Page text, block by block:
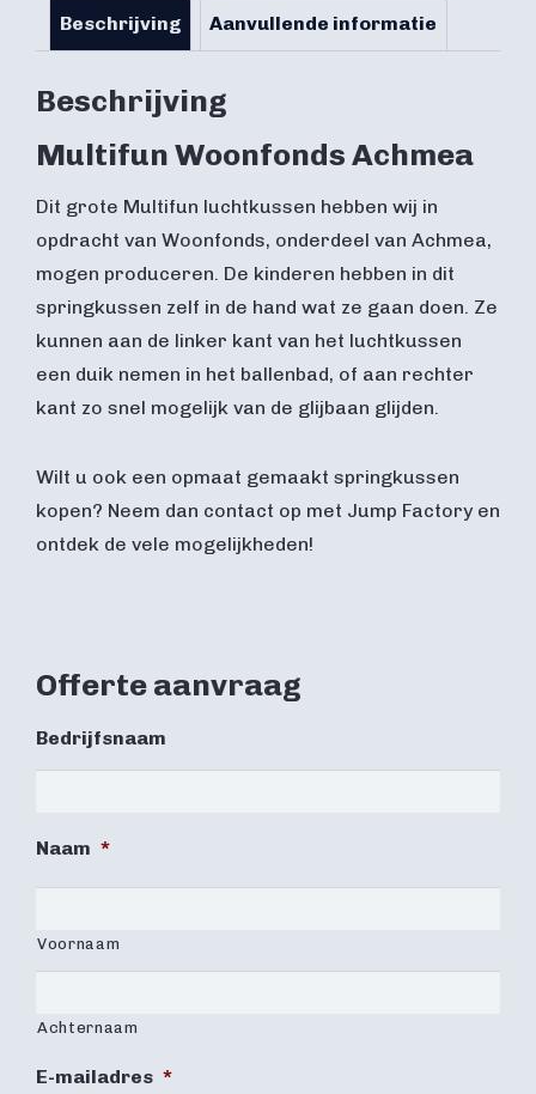
Beschrijving Aanvullende informatie
Beschrijving
Multifun Woonfonds Achmea
Dit grote Multifun luchtkussen hebben wij in
opdracht van Woonfonds, onderdeel van Achmea,
mogen produceren. De kinderen hebben in dit
springkussen zelf in de hand wat ze gaan doen. Ze
kunnen aan de linker kant van het luchtkussen
een duik nemen in het ballenbad, of aan rechter
kant zo snel mogelijk van de glijbaan glijden.
Wilt u ook een opmaat gemaakt springkussen
kopen? Neem dan contact op met Jump Factory en
ontdek de vele mogelijkheden!
Offerte aanvraag
Bedrijfsnaam
Naam *
Voornaam
Achternaam
E-mailadres *